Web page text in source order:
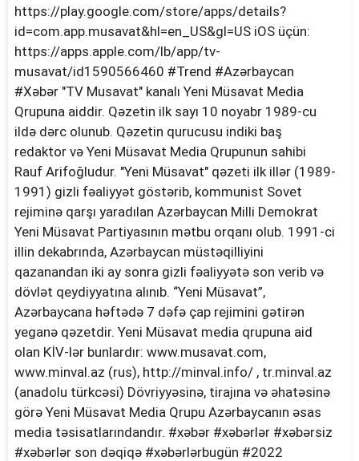
https://play.google.com/store/apps/details?
id=com.app.musavat&hl=en_US&gl=US iOS üçün:
https://apps.apple.com/lb/app/tv-
musavat/id1590566460 #Trend #Azərbaycan
#Xəbər "TV Musavat" kanalı Yeni Müsavat Media
Qrupuna aiddir. Qəzetin ilk sayı 10 noyabr 1989-cu
ildə dərc olunub. Qəzetin qurucusu indiki baş
redaktor və Yeni Müsavat Media Qrupunun sahibi
Rauf Arifoğludur. "Yeni Müsavat" qəzeti ilk illər (1989-
1991) gizli fəaliyyət göstərib, kommunist Sovet
rejiminə qarşı yaradılan Azərbaycan Milli Demokrat
Yeni Müsavat Partiyasının mətbu orqanı olub. 1991-ci
illin dekabrında, Azərbaycan müstəqilliyini
qazanandan iki ay sonra gizli fəaliyyətə son verib və
dövlət qeydiyyatına alınıb. “Yeni Müsavat”,
Azərbaycana həftədə 7 dəfə çap rejimini gətirən
yeganə qəzetdir. Yeni Müsavat media qrupuna aid
olan KİV-lər bunlardır: www.musavat.com,
www.minval.az (rus), http://minval.info/ , tr.minval.az
(anadolu türkcəsi) Dövriyyəsinə, tirajına və əhatəsinə
görə Yeni Müsavat Media Qrupu Azərbaycanın əsas
media təsisatlarındandır. #xəbər #xəbərlər #xəbərsiz
#xəbərlər son dəqiqə #xəbərlərbugün #2022